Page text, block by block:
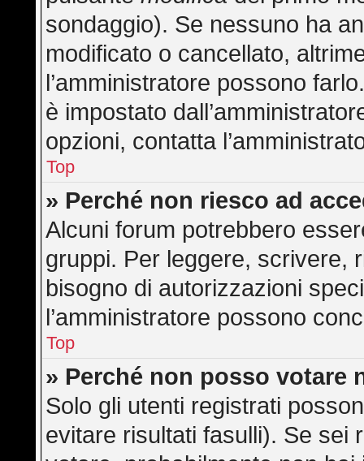
sondaggio). Se nessuno ha
modificato o cancellato,
l’amministratore possono
è impostato
opzioni, contatta
Top
» Perché non riesco ad
Alcuni forum potrebbero
gruppi. Per leggere, scrivere,
bisogno di autorizzazioni
l’amministratore possono
Top
» Perché non posso votare
Solo gli utenti registrati
evitare risultati fasulli). Se sei